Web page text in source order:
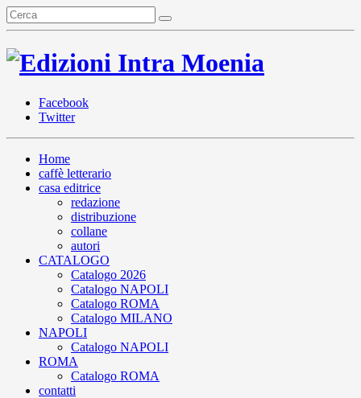
Facebook
Twitter
Home
caffè letterario
casa editrice
redazione
distribuzione
collane
autori
CATALOGO
Catalogo 2026
Catalogo NAPOLI
Catalogo ROMA
Catalogo MILANO
NAPOLI
Catalogo NAPOLI
ROMA
Catalogo ROMA
contatti